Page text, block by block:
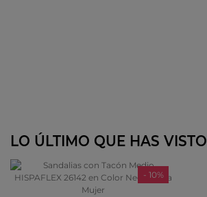
LO ÚLTIMO QUE HAS VISTO
- 10%